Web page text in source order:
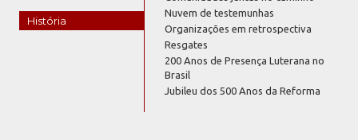
História
Nuvem de testemunhas
Organizações em retrospectiva
Resgates
200 Anos de Presença Luterana no
Brasil
Jubileu dos 500 Anos da Reforma